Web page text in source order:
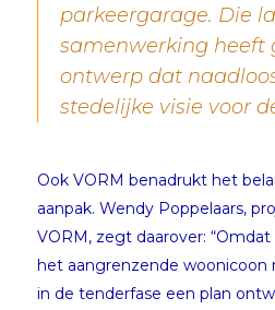
parkeergarage. Die
samenwerking heeft
ontwerp dat
stedelijke visie voor
Ook VORM benadrukt het
aanpak. Wendy Poppelaars,
VORM, zegt daarover:
het aangrenzende woonicoon
in de tenderfase een plan